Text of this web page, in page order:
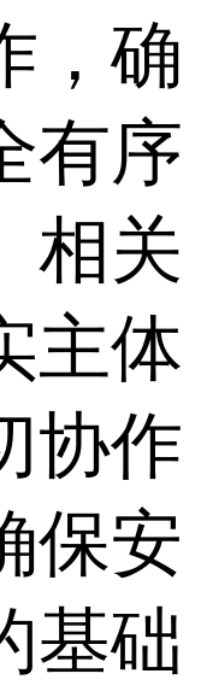
，确
有序
相关
主体
协作
保安
基础